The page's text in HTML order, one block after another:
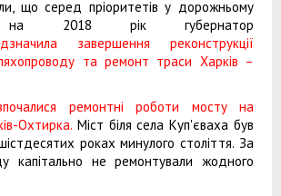
що серед пріоритетів у дорожньому
на 2018 рік губернатор
завершення реконструкції
та ремонт траси Харків –
ремонтні роботи мосту на
Охтирка.Міст біля села Куп'єваха був
роках минулого століття. За
капітально не ремонтували жодного